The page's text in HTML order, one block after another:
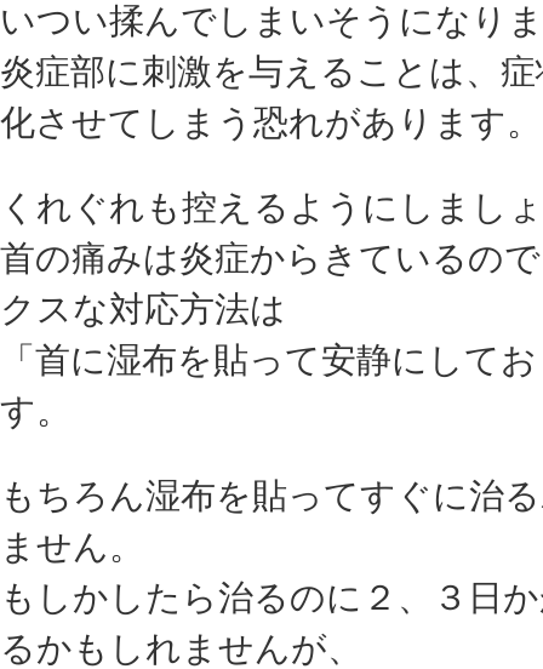
いつい揉んでしまいそうになり
炎症部に刺激を与えることは、
化させてしまう恐れがあります。
くれぐれも控えるようにしまし
首の痛みは炎症からきているの
クスな対応方法は
「首に湿布を貼って安静にして
す。
もちろん湿布を貼ってすぐに治
ません。
もしかしたら治るのに２、３日
るかもしれませんが、